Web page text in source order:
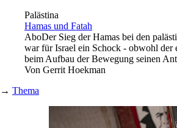
Palästina
Hamas und Fatah
AboDer Sieg der Hamas bei den
war für Israel ein Schock - obwohl der
beim Aufbau der Bewegung seinen
Von Gerrit Hoekman
→ Thema